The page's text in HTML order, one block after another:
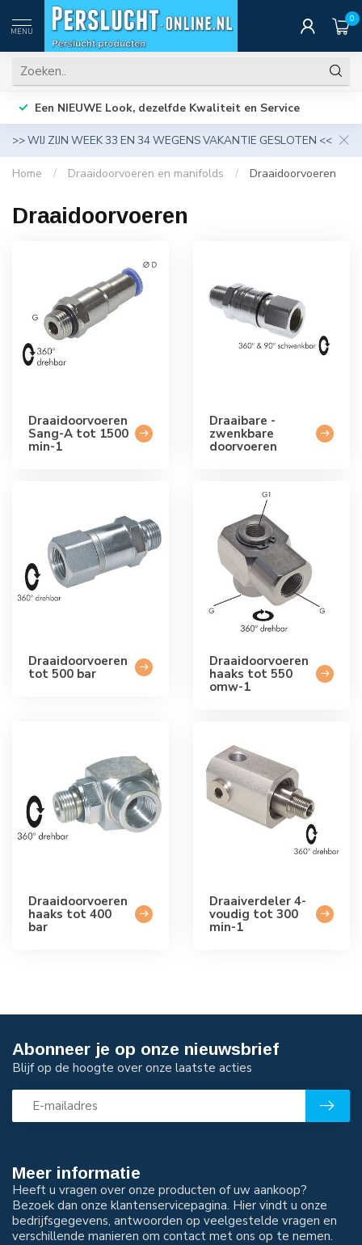
MENU
0
Een NIEUWE Look, dezelfde Kwaliteit en Service
>> WIJ ZIJN WEEK 33 EN 34 WEGENS VAKANTIE GESLOTEN <<
Home / Draaidoorvoeren en manifolds / Draaidoorvoeren
Draaidoorvoeren
Draaidoorvoeren
Sang-A tot 1500
min-1
Draaibare -
zwenkbare
doorvoeren
Draaidoorvoeren
tot 500 bar
Draaidoorvoeren
haaks tot 550
omw-1
Draaidoorvoeren
haaks tot 400
bar
Draaiverdeler 4-
voudig tot 300
min-1
Meer informatie
Heeft u vragen over onze producten of uw aankoop?
Bezoek dan onze klantenservicepagina. Hier vindt u onze
bedrijfsgegevens, antwoorden op veelgestelde vragen en
verschillende manieren om contact met ons op te nemen.
Abonneer je op onze nieuwsbrief
Blijf op de hoogte over onze laatste acties